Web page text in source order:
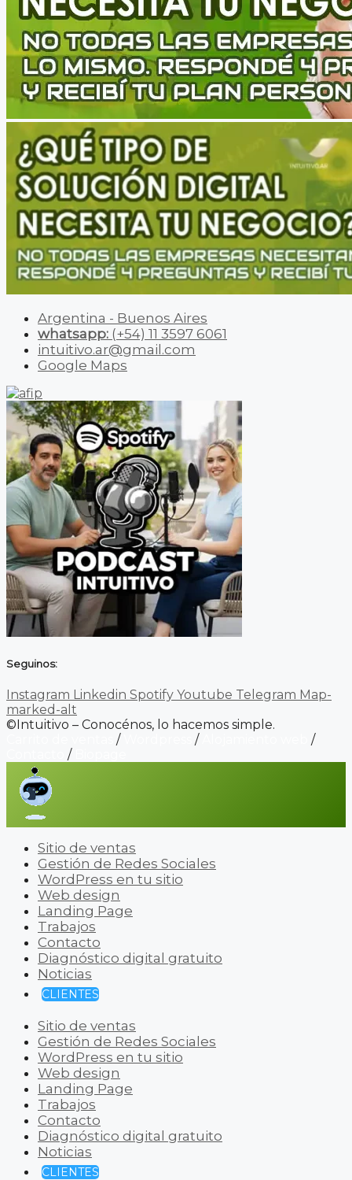
Argentina - Buenos Aires
whatsapp: (+54) 11 3597 6061
intuitivo.ar@gmail.com
Google Maps
Seguinos:
Instagram Linkedin Spotify Youtube Telegram Map-
marked-alt
©Intuitivo – Conocénos, lo hacemos simple.
/ /
/
/
Sitio de ventas
Gestión de Redes Sociales
WordPress en tu sitio
Web design
Landing Page
Trabajos
Contacto
Diagnóstico digital gratuito
Noticias
CLIENTES
Sitio de ventas
Gestión de Redes Sociales
WordPress en tu sitio
Web design
Landing Page
Trabajos
Contacto
Diagnóstico digital gratuito
Noticias
CLIENTES